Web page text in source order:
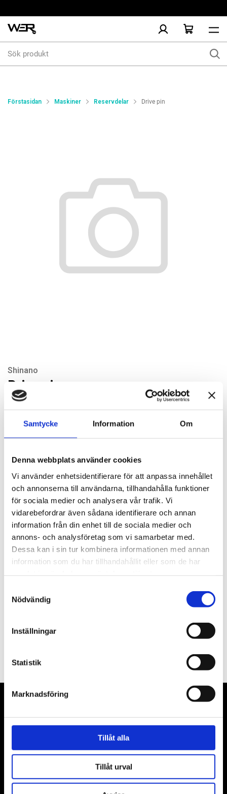
Samtycke Information Om
Denna webbplats använder cookies
Vi använder enhetsidentifierare för att anpassa innehållet
och annonserna till användarna, tillhandahålla funktioner
för sociala medier och analysera vår trafik. Vi
vidarebefordrar även sådana identifierare och annan
information från din enhet till de sociala medier och
annons- och analysföretag som vi samarbetar med.
Dessa kan i sin tur kombinera informationen med annan
information som du har tillhandahållit eller som de har
Nödvändig
Inställningar
Statistik
Marknadsföring
Tillåt alla
Tillåt urval
produkt
Förstasidan Maskiner Reservdelar Drive pin
Shinano
Drive pin
37,80 kr
st Lägg i varukorgen
Finns i lager
Beskrivning
Adress: Elementvägen 7, 702 27 Örebro